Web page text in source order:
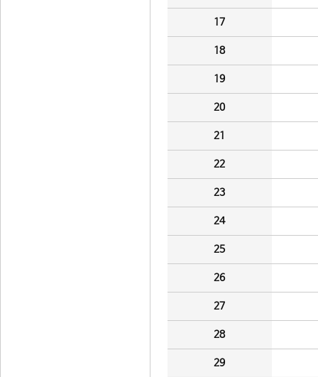
17
18
19
20
21
22
23
24
25
26
27
28
29